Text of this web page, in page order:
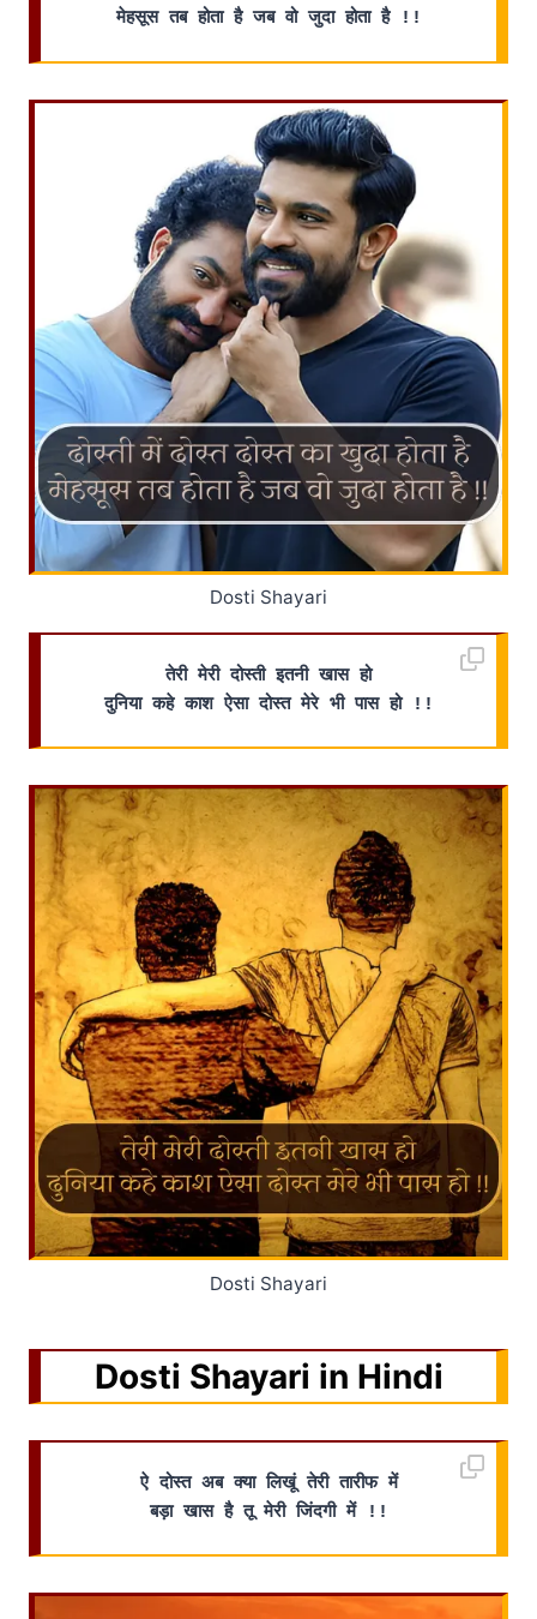
मेहसूस तब होता है जब वो जुदा होता है !!
Dosti Shayari
तेरी मेरी दोस्ती इतनी खास हो
दुनिया कहे काश ऐसा दोस्त मेरे भी पास हो !!
Dosti Shayari
Dosti Shayari in Hindi
ऐ दोस्त अब क्या लिखूं तेरी तारीफ में
बड़ा खास है तू मेरी जिंदगी में !!